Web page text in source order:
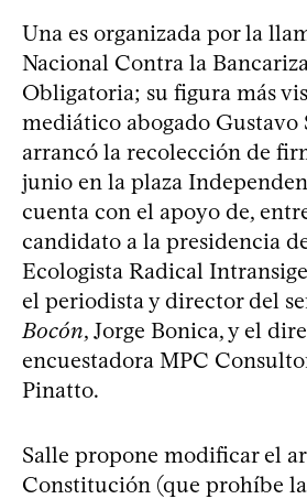
Una es organizada por la
Nacional Contra la
Obligatoria; su figura más
mediático abogado Gustavo
arrancó la recolección de
junio en la plaza
cuenta con el apoyo de,
candidato a la presidencia
Ecologista Radical
el periodista y director del
Bocón, Jorge Bonica, y el
encuestadora MPC
Pinatto.
Salle propone modificar el
Constitución (que prohíbe